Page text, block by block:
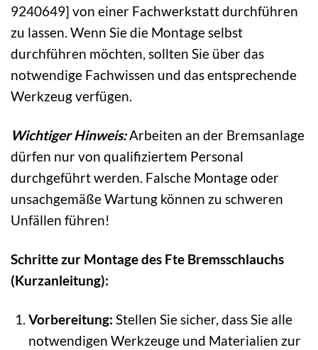
9240649] von einer Fachwerkstatt durchführen
zu lassen. Wenn Sie die Montage selbst
durchführen möchten, sollten Sie über das
notwendige Fachwissen und das entsprechende
Werkzeug verfügen.
Wichtiger Hinweis:Arbeiten an der Bremsanlage
dürfen nur von qualifiziertem Personal
durchgeführt werden. Falsche Montage oder
unsachgemäße Wartung können zu schweren
Unfällen führen!
Schritte zur Montage des Fte Bremsschlauchs
(Kurzanleitung):
Vorbereitung: Stellen Sie sicher, dass Sie alle
notwendigen Werkzeuge und Materialien zur